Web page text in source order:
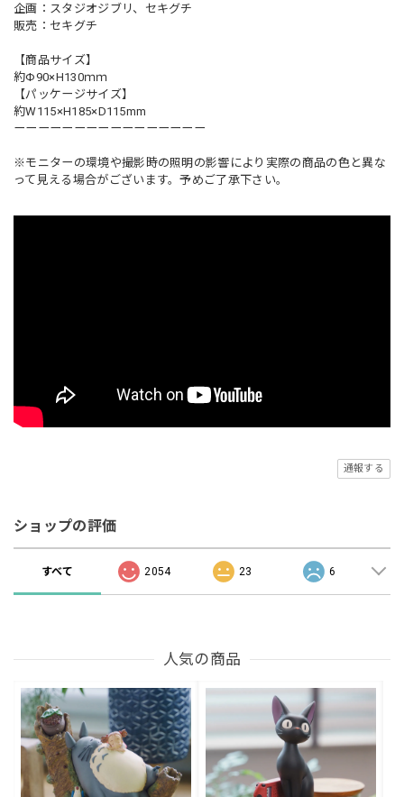
企画：スタジオジブリ、セキグチ
販売：セキグチ
【商品サイズ】
約Φ90×H130ｍｍ
【パッケージサイズ】
約W115×H185×D115mm
ーーーーーーーーーーーーーーーー
※モニターの環境や撮影時の照明の影響により実際の商品の色と異な
って見える場合がございます。予めご了承下さい。
通報する
ショップの評価
すべて 2054 23 6
人気の商品